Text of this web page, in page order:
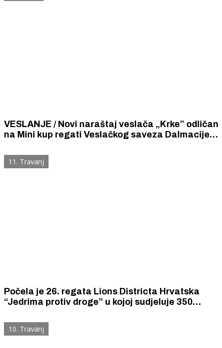
VESLANJE / Novi naraštaj veslača „Krke” odličan
na Mini kup regati Veslačkog saveza Dalmacije
11. Travanj
Počela je 26. regata Lions Districta Hrvatska
“Jedrima protiv droge” u kojoj sudjeluje 350
zemalja.
10. Travanj